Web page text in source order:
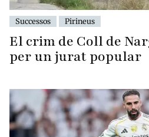
Successos Pirineus
El crim de Coll de
per un jurat popular